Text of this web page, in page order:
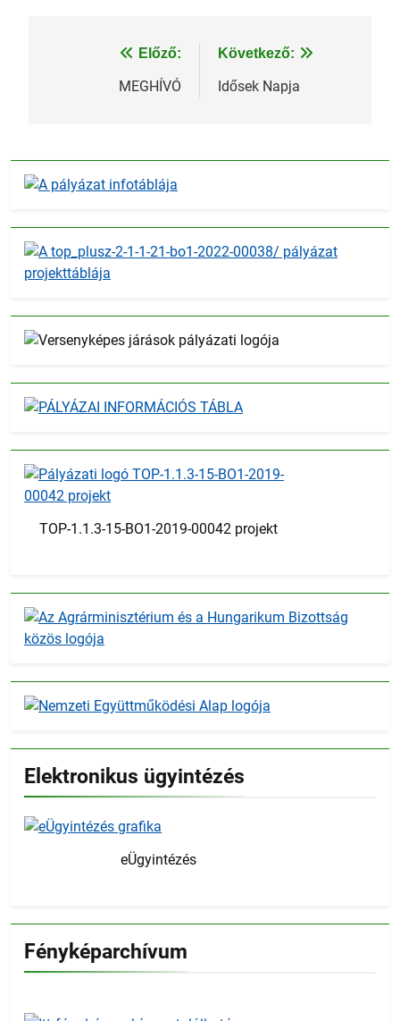
Bejegyzés
navigáció
Előző:
MEGHÍVÓ
Következő:
Idősek Napja
TOP-1.1.3-15-BO1-2019-00042 projekt
Elektronikus ügyintézés
eÜgyintézés
Fényképarchívum